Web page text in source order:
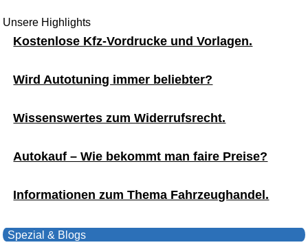
Unsere Highlights
Kostenlose Kfz-Vordrucke und Vorlagen.
Wird Autotuning immer beliebter?
Wissenswertes zum Widerrufsrecht.
Autokauf – Wie bekommt man faire Preise?
Informationen zum Thema Fahrzeughandel.
Spezial & Blogs